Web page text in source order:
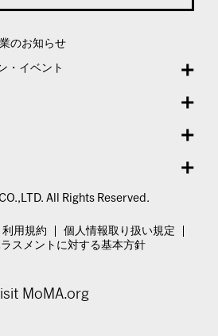
のお知らせ
・イベント
All Rights Reserved.
利用規約
個人情報取り扱い規定
スメントに対する基本方針
MoMA.org